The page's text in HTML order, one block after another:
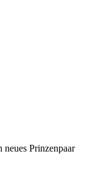
neues Prinzenpaar